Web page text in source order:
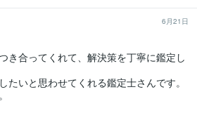
6月21日
き合ってくれて、解決策を丁寧に鑑定し
たいと思わせてくれる鑑定士さんです。